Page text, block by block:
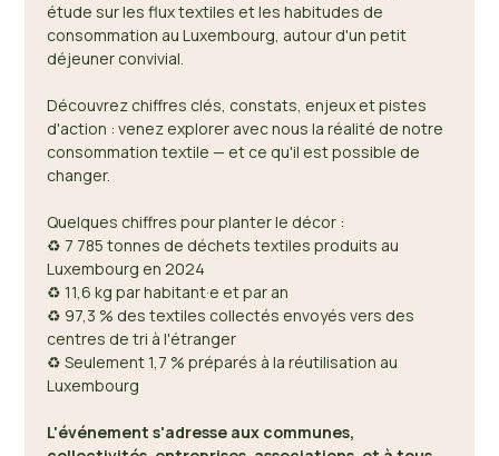
étude sur les flux textiles et les habitudes de
consommation au Luxembourg, autour d'un petit
déjeuner convivial.
Découvrez chiffres clés, constats, enjeux et pistes
d'action : venez explorer avec nous la réalité de notre
consommation textile — et ce qu'il est possible de
changer.
Quelques chiffres pour planter le décor :
♻️ 7 785 tonnes de déchets textiles produits au
Luxembourg en 2024
♻️ 11,6 kg par habitant·e et par an
♻️ 97,3 % des textiles collectés envoyés vers des
centres de tri à l'étranger
♻️ Seulement 1,7 % préparés à la réutilisation au
Luxembourg
L'événement s'adresse aux communes,